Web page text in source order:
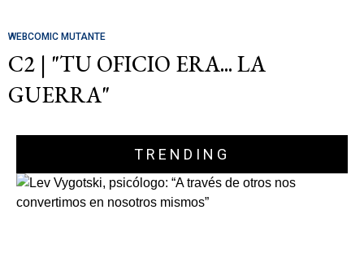
WEBCOMIC MUTANTE
C2 | "TU OFICIO ERA... LA
GUERRA"
TRENDING